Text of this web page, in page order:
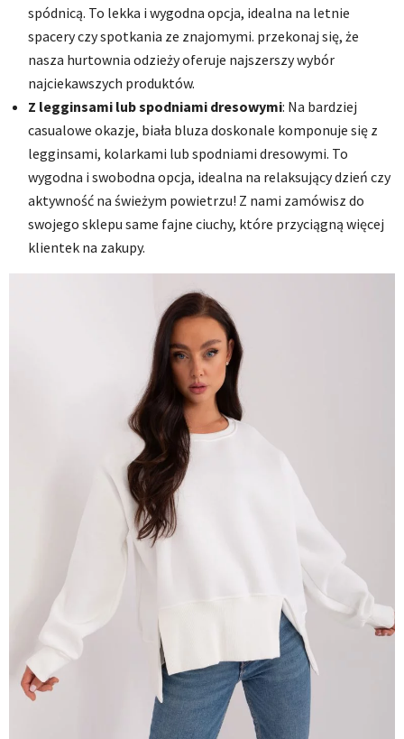
spódnicą. To lekka i wygodna opcja, idealna na letnie
spacery czy spotkania ze znajomymi. przekonaj się, że
nasza hurtownia odzieży oferuje najszerszy wybór
najciekawszych produktów.
Z legginsami lub spodniami dresowymi: Na bardziej
casualowe okazje, biała bluza doskonale komponuje się z
legginsami, kolarkami lub spodniami dresowymi. To
wygodna i swobodna opcja, idealna na relaksujący dzień czy
aktywność na świeżym powietrzu! Z nami zamówisz do
swojego sklepu same fajne ciuchy, które przyciągną więcej
klientek na zakupy.